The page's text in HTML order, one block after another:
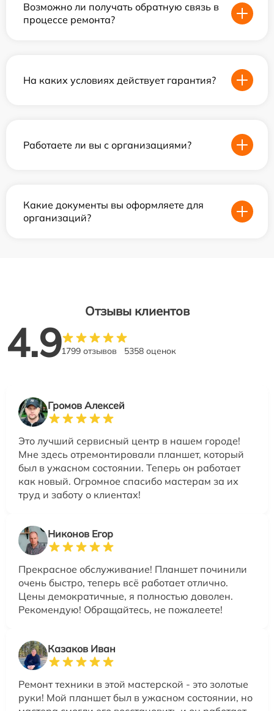
Возможно ли получать обратную связь в
процессе ремонта?
На каких условиях действует гарантия?
Работаете ли вы с организациями?
Какие документы вы оформляете для
организаций?
Отзывы клиентов
4.91799 отзывов 5358 оценок
Громов Алексей
Это лучший сервисный центр в нашем городе!
Мне здесь отремонтировали планшет, который
был в ужасном состоянии. Теперь он работает
как новый. Огромное спасибо мастерам за их
труд и заботу о клиентах!
Никонов Егор
Прекрасное обслуживание! Планшет починили
очень быстро, теперь всё работает отлично.
Цены демократичные, я полностью доволен.
Рекомендую! Обращайтесь, не пожалеете!
Казаков Иван
Ремонт техники в этой мастерской - это золотые
руки! Мой планшет был в ужасном состоянии, но